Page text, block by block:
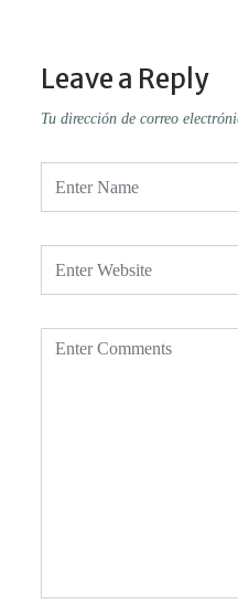
Leave a Reply
Tu dirección de correo